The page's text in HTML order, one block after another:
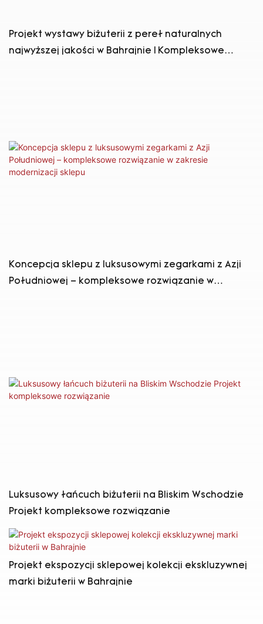
Projekt wystawy biżuterii z pereł naturalnych
najwyższej jakości w Bahrajnie | Kompleksowe
Koncepcja sklepu z luksusowymi zegarkami z Azji
Południowej – kompleksowe rozwiązanie w
Luksusowy łańcuch biżuterii na Bliskim Wschodzie
Projekt kompleksowe rozwiązanie
Projekt ekspozycji sklepowej kolekcji ekskluzywnej
marki biżuterii w Bahrajnie